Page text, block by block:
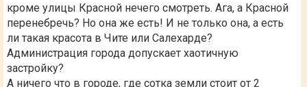
кроме улицы Красной нечего смотреть. Ага, а Красной
перенебречь? Но она же есть! И не только она, а есть
ли такая красота в Чите или Салехарде?
Администрация города допускает хаотичную
застройку?
А ничего что в городе, где сотка земли стоит от 2